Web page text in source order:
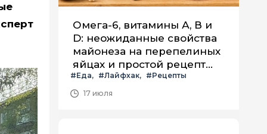
Омега-6, витамины А, В и
D: неожиданные свойства
майонеза на перепелиных
яйцах и простой рецепт
летнего салата с ним
#Еда #Лайфхак
#Рецепты
17 июля